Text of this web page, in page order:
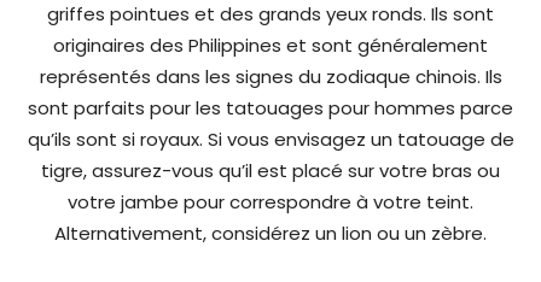
griffes pointues et des grands yeux ronds. Ils sont
originaires des Philippines et sont généralement
représentés dans les signes du zodiaque chinois. Ils
sont parfaits pour les tatouages pour hommes parce
qu’ils sont si royaux. Si vous envisagez un tatouage de
tigre, assurez-vous qu’il est placé sur votre bras ou
votre jambe pour correspondre à votre teint.
Alternativement, considérez un lion ou un zèbre.